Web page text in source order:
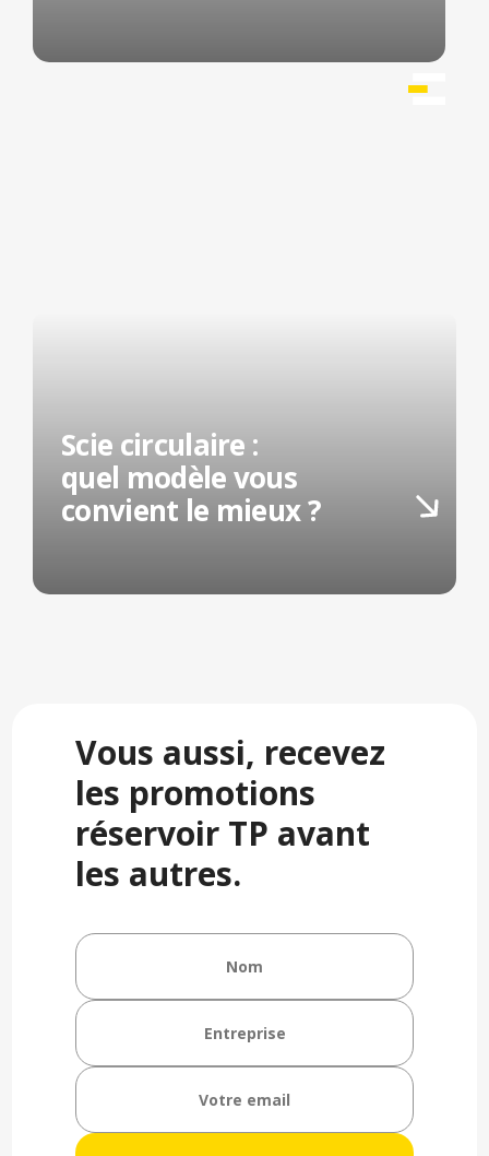
Scie circulaire :
quel modèle vous
convient le mieux ?
Vous aussi, recevez
les promotions
réservoir TP avant
les autres.